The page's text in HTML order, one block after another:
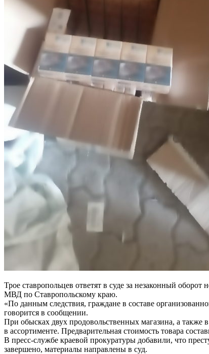
Трое ставропольцев ответят в суде за незаконный
МВД по Ставропольскому краю.
«По данным следствия, граждане в составе
говорится в сообщении.
При обысках двух продовольственных магазина, а
в ассортименте. Предварительная стоимость товара
В пресс-службе краевой прокуратуры добавили, что
завершено, материалы направлены в суд.